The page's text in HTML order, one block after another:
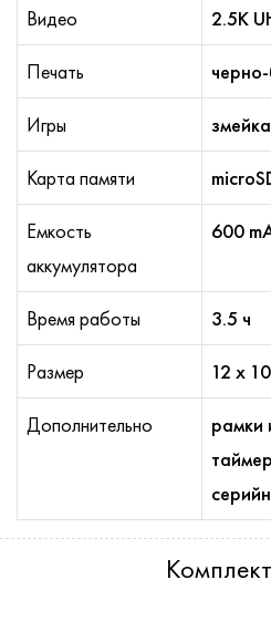
Видео 2.5K
Печать
Игры
Карта памяти
Емкость
аккумулятора
600
Время работы 3.5 ч
Размер 12 х
Дополнительно
рамки